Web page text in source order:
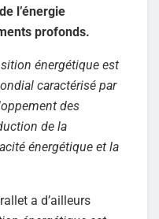
l’énergie
profonds.
énergétique est
caractérisé par
des
de la
énergétique et la
a d’ailleurs